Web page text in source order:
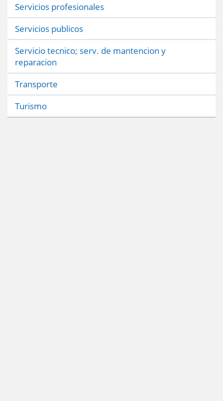
Servicios profesionales
Servicios publicos
Servicio tecnico; serv. de mantencion y
reparacion
Transporte
Turismo